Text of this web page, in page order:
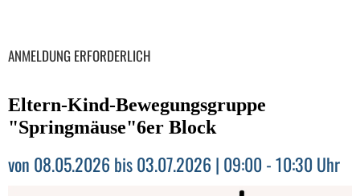
ANMELDUNG ERFORDERLICH
Eltern-Kind-Bewegungsgruppe
"Springmäuse"6er Block
von 08.05.2026 bis 03.07.2026 | 09:00 - 10:30 Uhr